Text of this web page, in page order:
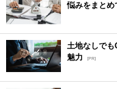
悩みをまとめ
土地なしで
魅力
[PR]